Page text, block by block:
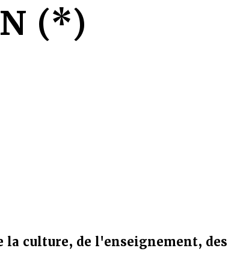
(*)
culture, de l'enseignement, des